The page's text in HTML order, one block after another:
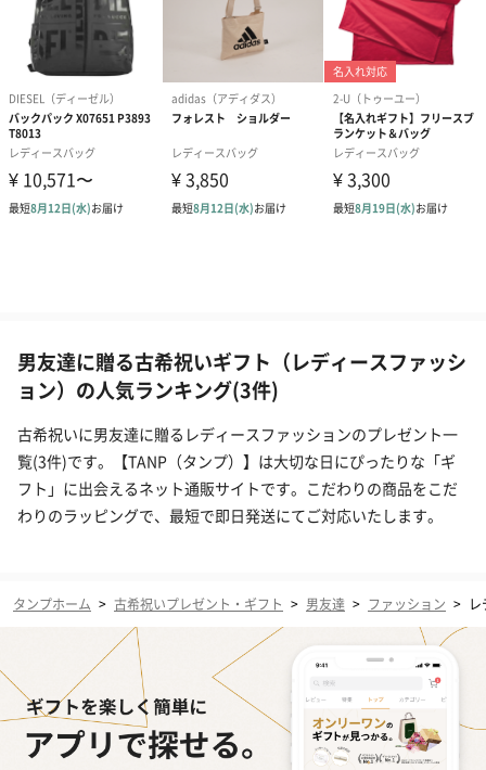
男友達に贈る古希祝いギフト（レディースファッシ
ョン）の人気ランキング(3件)
古希祝いに男友達に贈るレディースファッションのプレゼント一
覧(3件)です。【TANP（タンプ）】は大切な日にぴったりな「ギ
フト」に出会えるネット通販サイトです。こだわりの商品をこだ
わりのラッピングで、最短で即日発送にてご対応いたします。
タンプホーム > 古希祝いプレゼント・ギフト > 男友達 > ファッション >